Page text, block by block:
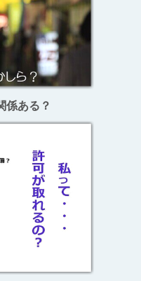
係ある？